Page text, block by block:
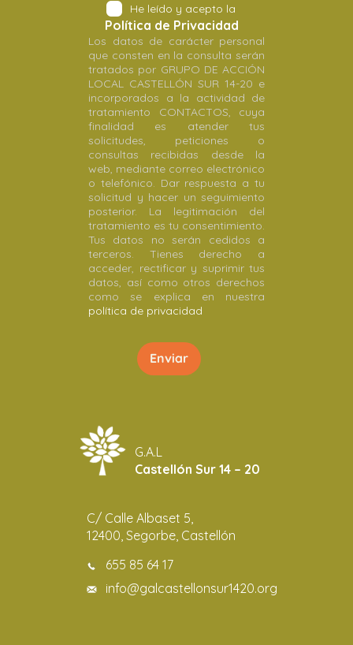
He leído y acepto la
Política de Privacidad
Los datos de carácter personal
que consten en la consulta serán
tratados por GRUPO DE ACCIÓN
LOCAL CASTELLÓN SUR 14-20 e
incorporados a la actividad de
tratamiento CONTACTOS, cuya
finalidad es atender tus
solicitudes, peticiones o
consultas recibidas desde la
web, mediante correo electrónico
o telefónico. Dar respuesta a tu
solicitud y hacer un seguimiento
posterior. La legitimación del
tratamiento es tu consentimiento.
Tus datos no serán cedidos a
terceros. Tienes derecho a
acceder, rectificar y suprimir tus
datos, así como otros derechos
como se explica en nuestra
política de privacidad
G.A.L
Castellón Sur 14 – 20
C/ Calle Albaset 5,
12400, Segorbe, Castellón
655 85 64 17
info@galcastellonsur1420.org